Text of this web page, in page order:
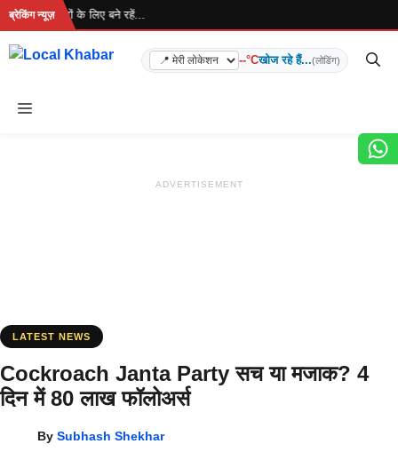
Skip
content
ब्रेकिंग न्यूज़
ताज़ा खबरों के लिए बने रहें...
--°Cखोज रहे हैं...(लोडिंग)
Menu
ADVERTISEMENT
LATEST NEWS
Cockroach Janta Party सच या मजाक? 4
दिन में 80 लाख फॉलोअर्स
By Subhash Shekhar